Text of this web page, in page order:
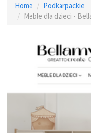
Home
Podkarpackie
Meble dla dzieci -